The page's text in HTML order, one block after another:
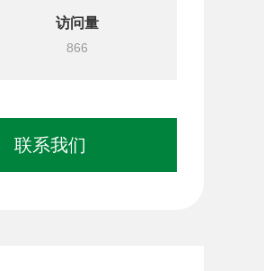
访问量
866
联系我们